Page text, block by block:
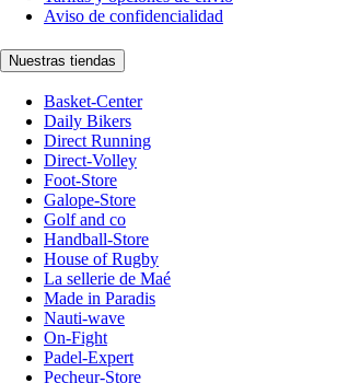
Aviso de confidencialidad
Nuestras tiendas
Basket-Center
Daily Bikers
Direct Running
Direct-Volley
Foot-Store
Galope-Store
Golf and co
Handball-Store
House of Rugby
La sellerie de Maé
Made in Paradis
Nauti-wave
On-Fight
Padel-Expert
Pecheur-Store